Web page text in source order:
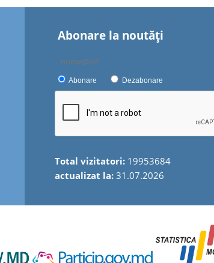
Abonare la noutăţi
Abonare Dezabonare
Total vizitatori: 19953684
actualizat la: 31.07.2026